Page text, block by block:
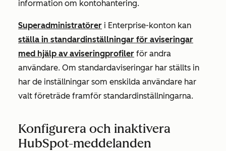
information om kontohantering.
Superadministratörer i Enterprise-konton kan
ställa in standardinställningar för aviseringar
med hjälp av aviseringprofiler för andra
användare. Om standardaviseringar har ställts in
har de inställningar som enskilda användare har
valt företräde framför standardinställningarna.
Konfigurera och inaktivera
HubSpot-meddelanden